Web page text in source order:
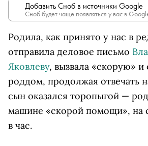
Добавить Сноб в источники Google
Сноб будет чаще появляться у вас в
Родила, как принято у нас в
отправила деловое письмо
Яковлеву, вызвала «скорую» и
роддом, продолжая отвечать
сын оказался торопыгой —
машине «скорой помощи», на
в час.